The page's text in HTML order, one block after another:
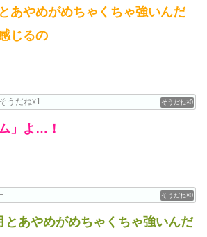
あやめがめちゃくちゃ強いんだ
じるの
0
うだねx1
」よ…！
0
とあやめがめちゃくちゃ強いんだ